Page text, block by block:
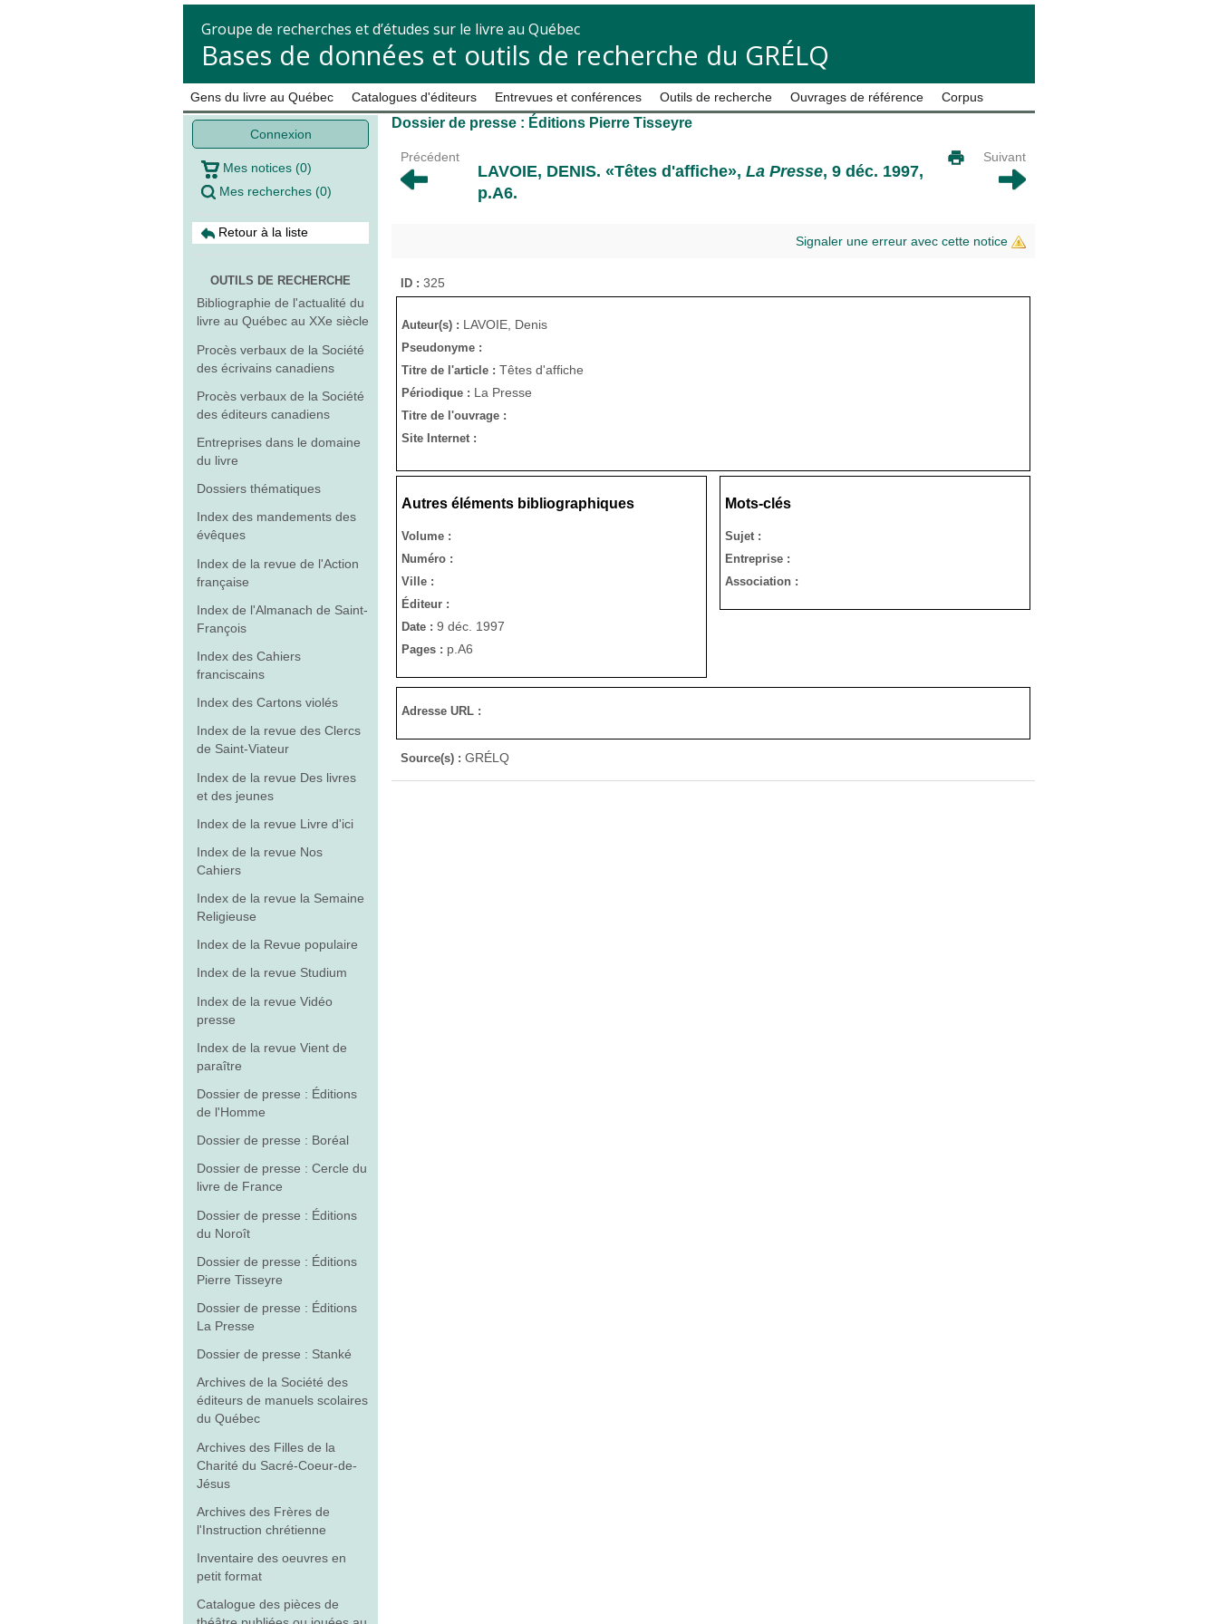
Groupe de recherches et d’études sur le livre au Québec
Bases de données et outils de recherche du GRÉLQ
Gens du livre au Québec Catalogues d'éditeurs Entrevues et conférences Outils de recherche Ouvrages de référence Corpus
Connexion
Mes notices (0)
Mes recherches (0)
Retour à la liste
OUTILS DE RECHERCHE
Bibliographie de l'actualité du
livre au Québec au XXe siècle
Procès verbaux de la Société
des écrivains canadiens
Procès verbaux de la Société
des éditeurs canadiens
Entreprises dans le domaine
du livre
Dossiers thématiques
Index des mandements des
évêques
Index de la revue de l'Action
française
Index de l'Almanach de Saint-
François
Index des Cahiers
franciscains
Index des Cartons violés
Index de la revue des Clercs
de Saint-Viateur
Index de la revue Des livres
et des jeunes
Index de la revue Livre d'ici
Index de la revue Nos
Cahiers
Index de la revue la Semaine
Religieuse
Index de la Revue populaire
Index de la revue Studium
Index de la revue Vidéo
presse
Index de la revue Vient de
paraître
Dossier de presse : Éditions
de l'Homme
Dossier de presse : Boréal
Dossier de presse : Cercle du
livre de France
Dossier de presse : Éditions
du Noroît
Dossier de presse : Éditions
Pierre Tisseyre
Dossier de presse : Éditions
La Presse
Dossier de presse : Stanké
Archives de la Société des
éditeurs de manuels scolaires
du Québec
Archives des Filles de la
Charité du Sacré-Coeur-de-
Jésus
Archives des Frères de
l'Instruction chrétienne
Inventaire des oeuvres en
petit format
Catalogue des pièces de
Dossier de presse : Éditions Pierre Tisseyre
Précédent
LAVOIE, DENIS. «Têtes d'affiche», La Presse, 9 déc. 1997,
p.A6.
Suivant
Signaler une erreur avec cette notice
ID : 325
Auteur(s) : LAVOIE, Denis
Pseudonyme :
Titre de l'article : Têtes d'affiche
Périodique : La Presse
Titre de l'ouvrage :
Site Internet :
Autres éléments bibliographiques
Volume :
Numéro :
Ville :
Éditeur :
Date : 9 déc. 1997
Pages : p.A6
Mots-clés
Sujet :
Entreprise :
Association :
Adresse URL :
Source(s) : GRÉLQ